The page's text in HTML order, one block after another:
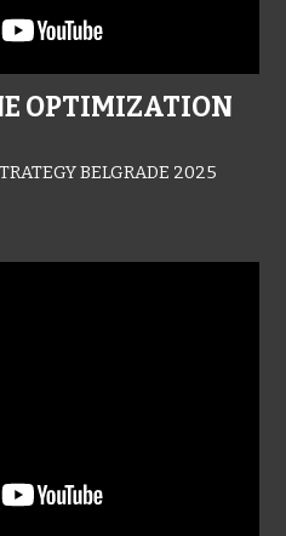
OPTIMIZATION
BELGRADE 2025